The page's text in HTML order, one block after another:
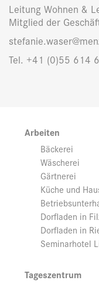
Leitung Wohnen &
Mitglied der
Tel. +41 (0)55 614
Arbeiten
Bäckerei
Wäscherei
Gärtnerei
Küche und
Dorfladen in
Dorfladen in
Seminarhotel
Tageszentrum